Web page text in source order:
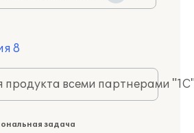
8
продукта всеми партнерами
задача